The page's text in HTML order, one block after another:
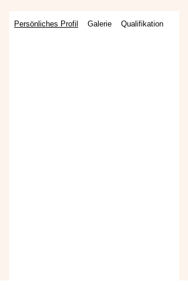
Persönliches Profil Galerie Qualifikation